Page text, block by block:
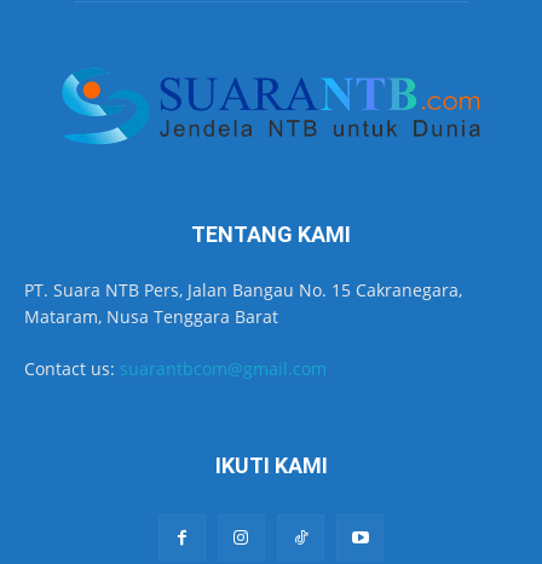
TENTANG KAMI
PT. Suara NTB Pers, Jalan Bangau No. 15 Cakranegara,
Mataram, Nusa Tenggara Barat
Contact us: suarantbcom@gmail.com
IKUTI KAMI